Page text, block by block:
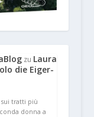
zu Laura
die Eiger-
tratti più
donna a